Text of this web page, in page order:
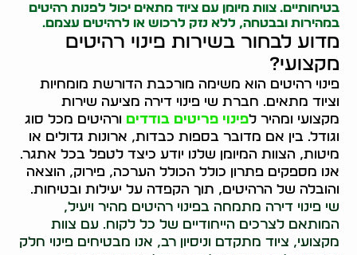
בטיחותיים. צוות מיומן עם ציוד מתאים יכול לפנות רהיטים
במהירות ובבטחה, ללא נזק לרכוש או לרהיטים עצמם.
מדוע לבחור בשירות פינוי רהיטים
מקצועי?
פינוי רהיטים הוא משימה מורכבת הדורשת מומחיות
וציוד מתאים. חברת שי פינוי דירה מציעה שירות
מקצועי ומהיר לפינוי פריטים בודדים ורהיטים מכל סוג
וגודל. בין אם מדובר בספות כבדות, ארונות גדולים או
מיטות, הצוות המיומן שלנו יודע כיצד לטפל בכל אתגר.
אנו מספקים פתרון כולל הכולל הערכה, פירוק, הוצאה
והובלה של הרהיטים, תוך הקפדה על יעילות ובטיחות.
שי פינוי דירה מתמחה בפינוי רהיטים מהיר ויעיל,
המותאם לצרכים הייחודיים של כל לקוח. עם צוות
מקצועי, ציוד מתקדם וניסיון רב, אנו מבטיחים פינוי חלק